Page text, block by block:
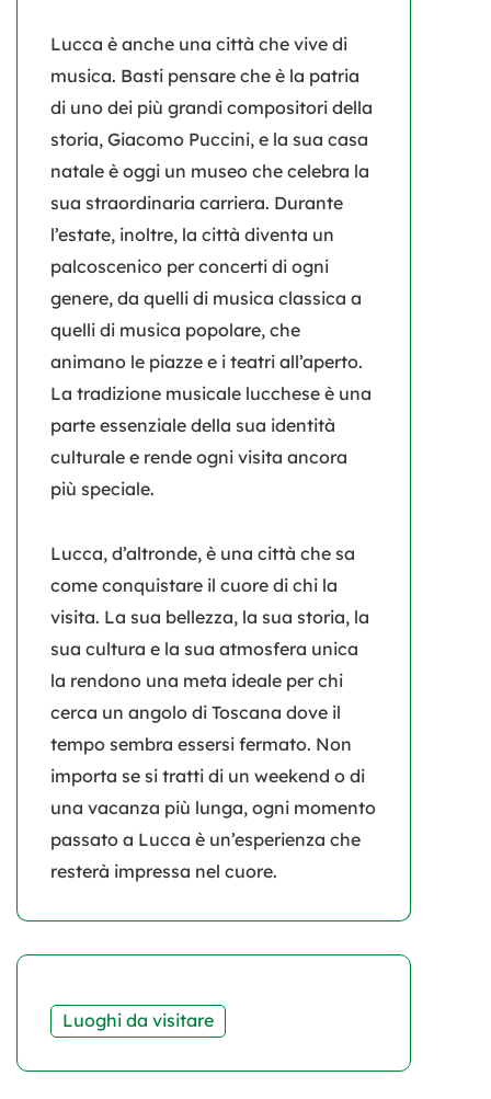
Lucca è anche una città che vive di
musica. Basti pensare che è la patria
di uno dei più grandi compositori della
storia, Giacomo Puccini, e la sua casa
natale è oggi un museo che celebra la
sua straordinaria carriera. Durante
l’estate, inoltre, la città diventa un
palcoscenico per concerti di ogni
genere, da quelli di musica classica a
quelli di musica popolare, che
animano le piazze e i teatri all’aperto.
La tradizione musicale lucchese è una
parte essenziale della sua identità
culturale e rende ogni visita ancora
più speciale.
Lucca, d’altronde, è una città che sa
come conquistare il cuore di chi la
visita. La sua bellezza, la sua storia, la
sua cultura e la sua atmosfera unica
la rendono una meta ideale per chi
cerca un angolo di Toscana dove il
tempo sembra essersi fermato. Non
importa se si tratti di un weekend o di
una vacanza più lunga, ogni momento
passato a Lucca è un’esperienza che
resterà impressa nel cuore.
Luoghi da visitare